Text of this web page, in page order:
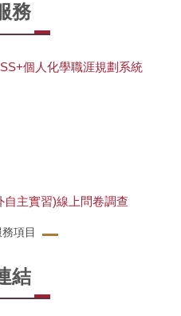
務
個人化學職涯規劃系統
自主實習)線上問卷調查
項目
結